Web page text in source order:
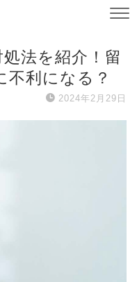
法を紹介！留
利になる？
2024年2月29日